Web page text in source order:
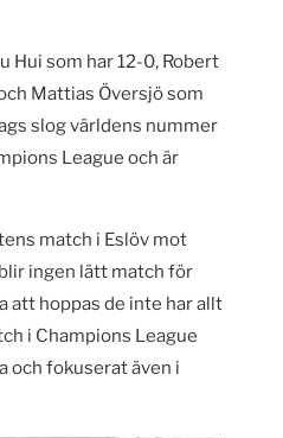
Hui som har 12-0, Robert
Mattias Översjö som
slog världens nummer
League och är
match i Eslöv mot
ingen lätt match för
att hoppas de inte har allt
i Champions League
och fokuserat även i